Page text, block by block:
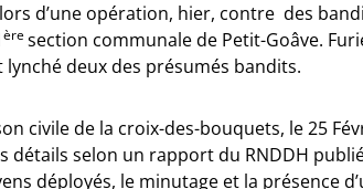
d’une opération, hier, contre des
èresection communale de Petit-Goâve.
deux des présumés bandits.
civile de la croix-des-bouquets, le 25
détails selon un rapport du RNDDH
déployés, le minutage et la présence